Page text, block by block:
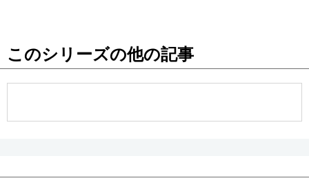
このシリーズの他の記事